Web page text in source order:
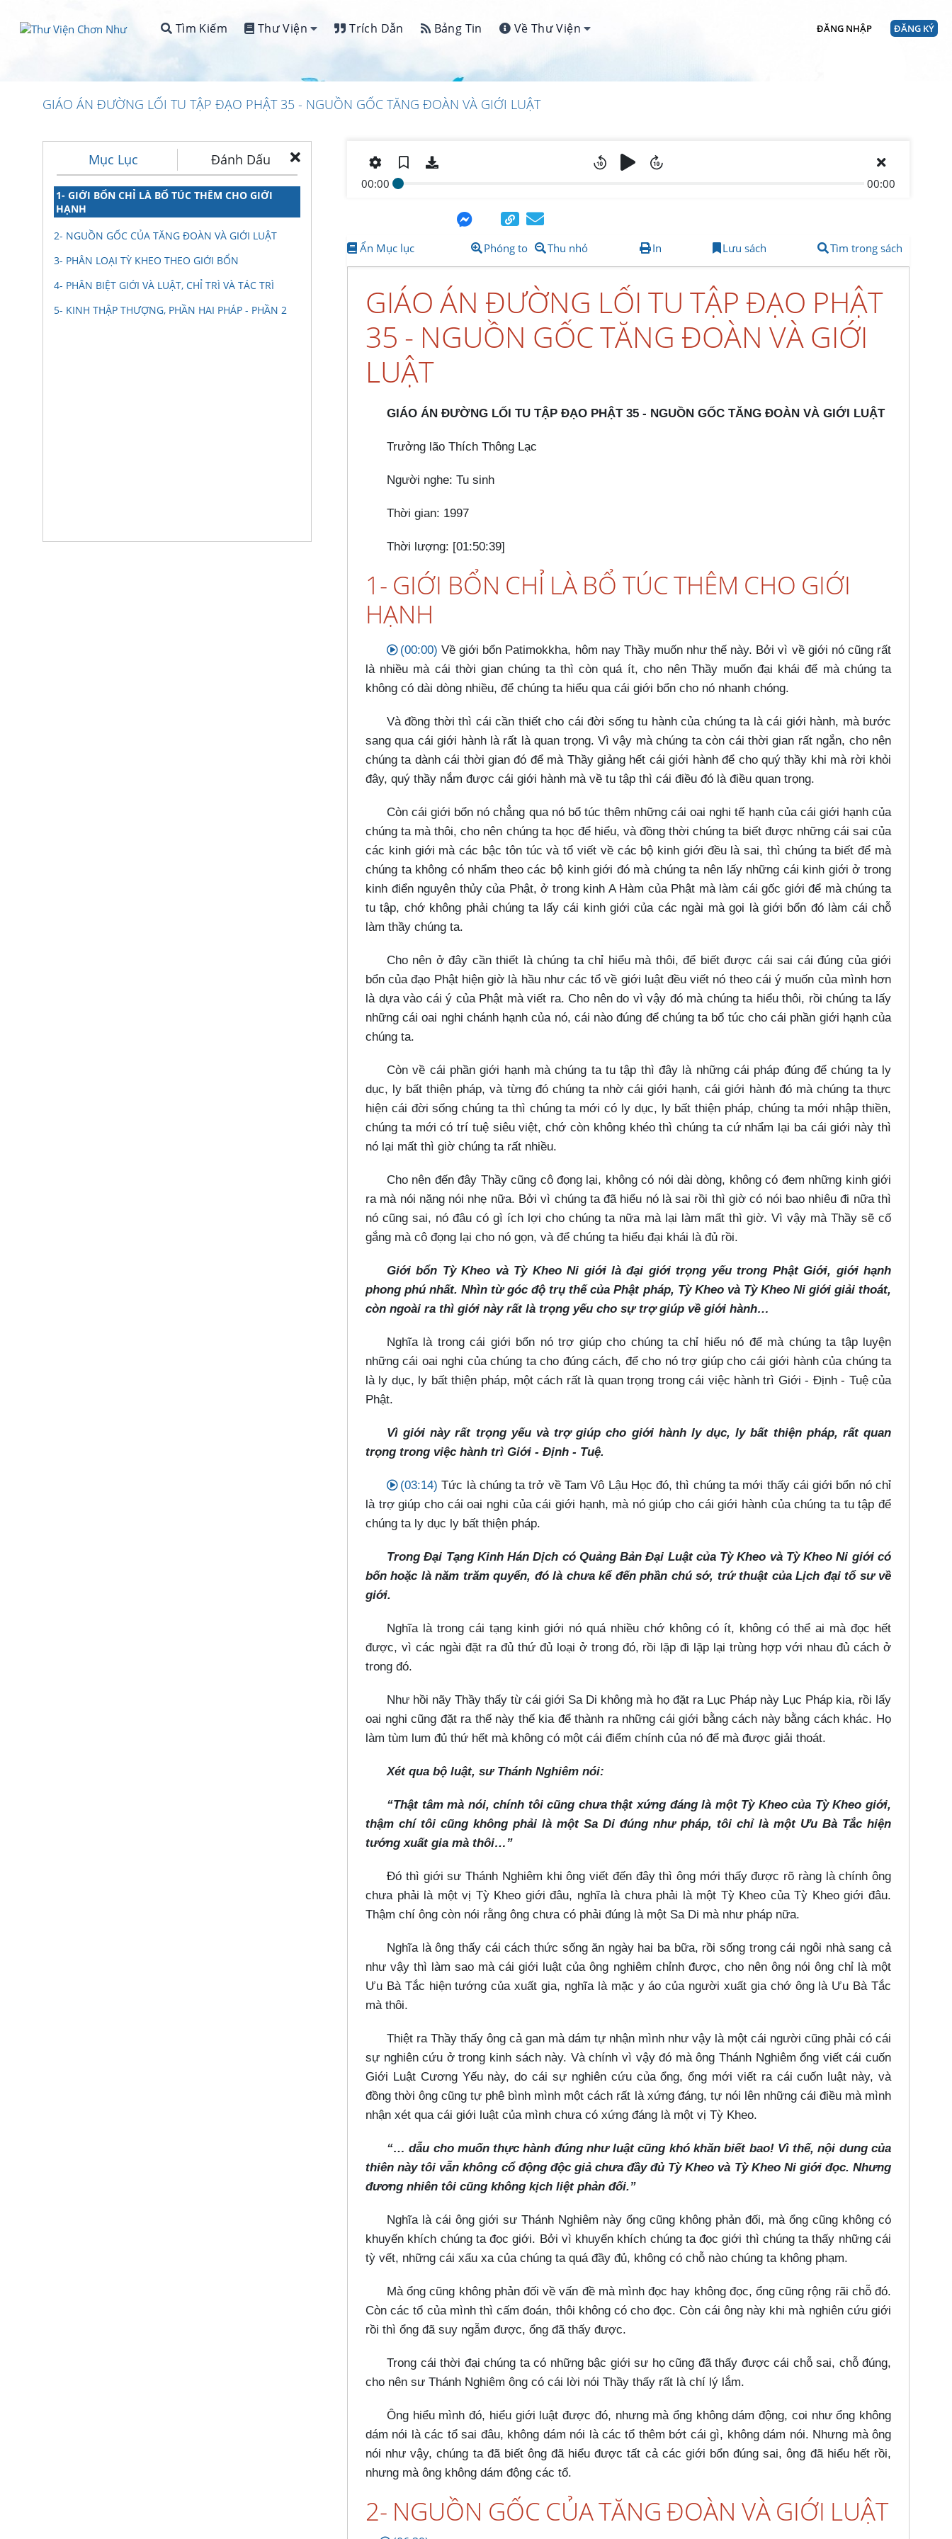
Tìm Kiếm Thư Viện Trích Dẫn Bảng Tin Về Thư Viện ĐĂNG NHẬP ĐĂNG KÝ
GIÁO ÁN ĐƯỜNG LỐI TU TẬP ĐẠO PHẬT 35 - NGUỒN GỐC TĂNG ĐOÀN VÀ GIỚI LUẬT
Mục Lục Đánh Dấu
1- GIỚI BỔN CHỈ LÀ BỔ TÚC THÊM CHO GIỚI
HẠNH
2- NGUỒN GỐC CỦA TĂNG ĐOÀN VÀ GIỚI LUẬT
3- PHÂN LOẠI TỲ KHEO THEO GIỚI BỔN
4- PHÂN BIỆT GIỚI VÀ LUẬT, CHỈ TRÌ VÀ TÁC TRÌ
5- KINH THẬP THƯỢNG, PHẦN HAI PHÁP - PHẦN 2
00:00 00:00
Ẩn Mục lục Phóng to Thu nhỏ In Lưu sách Tìm trong sách
GIÁO ÁN ĐƯỜNG LỐI TU TẬP ĐẠO PHẬT
35 - NGUỒN GỐC TĂNG ĐOÀN VÀ GIỚI
LUẬT
GIÁO ÁN ĐƯỜNG LỐI TU TẬP ĐẠO PHẬT 35 - NGUỒN GỐC TĂNG ĐOÀN VÀ GIỚI LUẬT
Trưởng lão Thích Thông Lạc
Người nghe: Tu sinh
Thời gian: 1997
Thời lượng: [01:50:39]
1- GIỚI BỔN CHỈ LÀ BỔ TÚC THÊM CHO GIỚI
HẠNH
(00:00) Về giới bổn Patimokkha, hôm nay Thầy muốn như thế này. Bởi vì về giới nó cũng rất
là nhiều mà cái thời gian chúng ta thì còn quá ít, cho nên Thầy muốn đại khái để mà chúng ta
không có dài dòng nhiều, để chúng ta hiểu qua cái giới bổn cho nó nhanh chóng.
Và đồng thời thì cái cần thiết cho cái đời sống tu hành của chúng ta là cái giới hành, mà bước
sang qua cái giới hành là rất là quan trọng. Vì vậy mà chúng ta còn cái thời gian rất ngắn, cho nên
chúng ta dành cái thời gian đó để mà Thầy giảng hết cái giới hành để cho quý thầy khi mà rời khỏi
đây, quý thầy nắm được cái giới hành mà về tu tập thì cái điều đó là điều quan trọng.
Còn cái giới bổn nó chẳng qua nó bổ túc thêm những cái oai nghi tế hạnh của cái giới hạnh của
chúng ta mà thôi, cho nên chúng ta học để hiểu, và đồng thời chúng ta biết được những cái sai của
các kinh giới mà các bậc tôn túc và tổ viết về các bộ kinh giới đều là sai, thì chúng ta biết để mà
chúng ta không có nhẩm theo các bộ kinh giới đó mà chúng ta nên lấy những cái kinh giới ở trong
kinh điển nguyên thủy của Phật, ở trong kinh A Hàm của Phật mà làm cái gốc giới để mà chúng ta
tu tập, chớ không phải chúng ta lấy cái kinh giới của các ngài mà gọi là giới bổn đó làm cái chỗ
làm thầy chúng ta.
Cho nên ở đây cần thiết là chúng ta chỉ hiểu mà thôi, để biết được cái sai cái đúng của giới
bổn của đạo Phật hiện giờ là hầu như các tổ về giới luật đều viết nó theo cái ý muốn của mình hơn
là dựa vào cái ý của Phật mà viết ra. Cho nên do vì vậy đó mà chúng ta hiểu thôi, rồi chúng ta lấy
những cái oai nghi chánh hạnh của nó, cái nào đúng để chúng ta bổ túc cho cái phần giới hạnh của
chúng ta.
Còn về cái phần giới hạnh mà chúng ta tu tập thì đây là những cái pháp đúng để chúng ta ly
dục, ly bất thiện pháp, và từng đó chúng ta nhờ cái giới hạnh, cái giới hành đó mà chúng ta thực
hiện cái đời sống chúng ta thì chúng ta mới có ly dục, ly bất thiện pháp, chúng ta mới nhập thiền,
chúng ta mới có trí tuệ siêu việt, chớ còn không khéo thì chúng ta cứ nhẩm lại ba cái giới này thì
nó lại mất thì giờ chúng ta rất nhiều.
Cho nên đến đây Thầy cũng cô đọng lại, không có nói dài dòng, không có đem những kinh giới
ra mà nói nặng nói nhẹ nữa. Bởi vì chúng ta đã hiểu nó là sai rồi thì giờ có nói bao nhiêu đi nữa thì
nó cũng sai, nó đâu có gì ích lợi cho chúng ta nữa mà lại làm mất thì giờ. Vì vậy mà Thầy sẽ cố
gắng mà cô đọng lại cho nó gọn, và để chúng ta hiểu đại khái là đủ rồi.
Giới bổn Tỳ Kheo và Tỳ Kheo Ni giới là đại giới trọng yếu trong Phật Giới, giới hạnh
phong phú nhất. Nhìn từ góc độ trụ thế của Phật pháp, Tỳ Kheo và Tỳ Kheo Ni giới giải thoát,
còn ngoài ra thì giới này rất là trọng yếu cho sự trợ giúp về giới hành…​
Nghĩa là trong cái giới bổn nó trợ giúp cho chúng ta chỉ hiểu nó để mà chúng ta tập luyện
những cái oai nghi của chúng ta cho đúng cách, để cho nó trợ giúp cho cái giới hành của chúng ta
là ly dục, ly bất thiện pháp, một cách rất là quan trọng trong cái việc hành trì Giới - Định - Tuệ của
Phật.
Vì giới này rất trọng yếu và trợ giúp cho giới hành ly dục, ly bất thiện pháp, rất quan
trọng trong việc hành trì Giới - Định - Tuệ.
(03:14) Tức là chúng ta trở về Tam Vô Lậu Học đó, thì chúng ta mới thấy cái giới bổn nó chỉ
là trợ giúp cho cái oai nghi của cái giới hạnh, mà nó giúp cho cái giới hành của chúng ta tu tập để
chúng ta ly dục ly bất thiện pháp.
Trong Đại Tạng Kinh Hán Dịch có Quảng Bản Đại Luật của Tỳ Kheo và Tỳ Kheo Ni giới có
bốn hoặc là năm trăm quyển, đó là chưa kể đến phần chú sớ, trứ thuật của Lịch đại tổ sư về
giới.
Nghĩa là trong cái tạng kinh giới nó quá nhiều chớ không có ít, không có thể ai mà đọc hết
được, vì các ngài đặt ra đủ thứ đủ loại ở trong đó, rồi lặp đi lặp lại trùng hợp với nhau đủ cách ở
trong đó.
Như hồi nãy Thầy thấy từ cái giới Sa Di không mà họ đặt ra Lục Pháp này Lục Pháp kia, rồi lấy
oai nghi cũng đặt ra thế này thế kia để thành ra những cái giới bằng cách này bằng cách khác. Họ
làm tùm lum đủ thứ hết mà không có một cái điểm chính của nó để mà được giải thoát.
Xét qua bộ luật, sư Thánh Nghiêm nói:
“Thật tâm mà nói, chính tôi cũng chưa thật xứng đáng là một Tỳ Kheo của Tỳ Kheo giới,
thậm chí tôi cũng không phải là một Sa Di đúng như pháp, tôi chỉ là một Ưu Bà Tắc hiện
tướng xuất gia mà thôi…​”
Đó thì giới sư Thánh Nghiêm khi ông viết đến đây thì ông mới thấy được rõ ràng là chính ông
chưa phải là một vị Tỳ Kheo giới đâu, nghĩa là chưa phải là một Tỳ Kheo của Tỳ Kheo giới đâu.
Thậm chí ông còn nói rằng ông chưa có phải đúng là một Sa Di mà như pháp nữa.
Nghĩa là ông thấy cái cách thức sống ăn ngày hai ba bữa, rồi sống trong cái ngôi nhà sang cả
như vậy thì làm sao mà cái giới luật của ông nghiêm chỉnh được, cho nên ông nói ông chỉ là một
Ưu Bà Tắc hiện tướng của xuất gia, nghĩa là mặc y áo của người xuất gia chớ ông là Ưu Bà Tắc
mà thôi.
Thiệt ra Thầy thấy ông cả gan mà dám tự nhận mình như vậy là một cái người cũng phải có cái
sự nghiên cứu ở trong kinh sách này. Và chính vì vậy đó mà ông Thánh Nghiêm ổng viết cái cuốn
Giới Luật Cương Yếu này, do cái sự nghiên cứu của ổng, ổng mới viết ra cái cuốn luật này, và
đồng thời ông cũng tự phê bình mình một cách rất là xứng đáng, tự nói lên những cái điều mà mình
nhận xét qua cái giới luật của mình chưa có xứng đáng là một vị Tỳ Kheo.
“…​ dẫu cho muốn thực hành đúng như luật cũng khó khăn biết bao! Vì thế, nội dung của
thiên này tôi vẫn không cổ động độc giả chưa đầy đủ Tỳ Kheo và Tỳ Kheo Ni giới đọc. Nhưng
đương nhiên tôi cũng không kịch liệt phản đối.”
Nghĩa là cái ông giới sư Thánh Nghiêm này ổng cũng không phản đối, mà ổng cũng không có
khuyến khích chúng ta đọc giới. Bởi vì khuyến khích chúng ta đọc giới thì chúng ta thấy những cái
tỳ vết, những cái xấu xa của chúng ta quá đầy đủ, không có chỗ nào chúng ta không phạm.
Mà ổng cũng không phản đối về vấn đề mà mình đọc hay không đọc, ổng cũng rộng rãi chỗ đó.
Còn các tổ của mình thì cấm đoán, thôi không có cho đọc. Còn cái ông này khi mà nghiên cứu giới
rồi thì ổng đã suy ngẫm được, ổng đã thấy được.
Trong cái thời đại chúng ta có những bậc giới sư họ cũng đã thấy được cái chỗ sai, chỗ đúng,
cho nên sư Thánh Nghiêm ông có cái lời nói Thầy thấy rất là chí lý lắm.
Ông hiểu mình đó, hiểu giới luật được đó, nhưng mà ổng không dám động, coi như ổng không
dám nói là các tổ sai đâu, không dám nói là các tổ thêm bớt cái gì, không dám nói. Nhưng mà ông
nói như vậy, chúng ta đã biết ông đã hiểu được tất cả các giới bổn đúng sai, ông đã hiểu hết rồi,
nhưng mà ông không dám động các tổ.
2- NGUỒN GỐC CỦA TĂNG ĐOÀN VÀ GIỚI LUẬT